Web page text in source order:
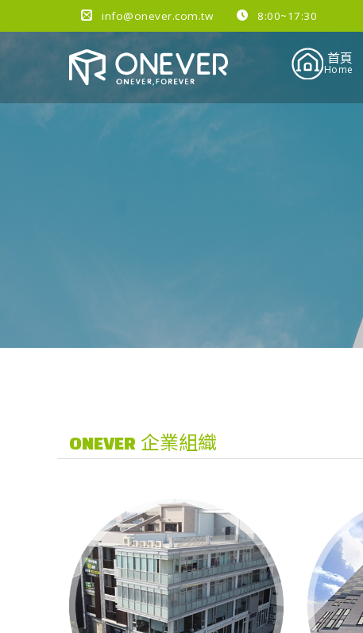
info@onever.com.tw 8:00~17:30
首頁
Home
ONEVER 企業組織